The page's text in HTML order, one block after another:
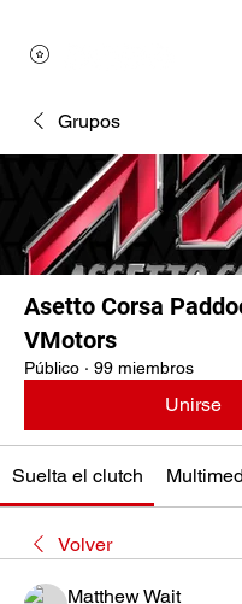
Grupos
Asetto Corsa
VMotors
Público · 99 miembros
Unirse
Suelta el clutch
Volver
Matthew Wait